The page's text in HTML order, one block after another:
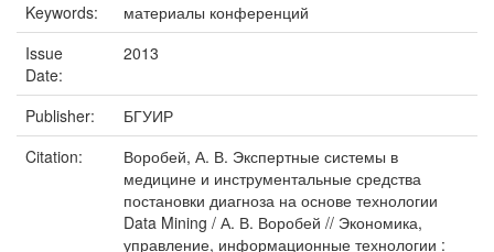
Keywords:
материалы конференций
Issue
Date:
2013
Publisher:
БГУИР
Citation:
Воробей, А. В. Экспертные системы в
медицине и инструментальные средства
постановки диагноза на основе технологии
Data Mining / А. В. Воробей // Экономика,
управление, информационные технологии :